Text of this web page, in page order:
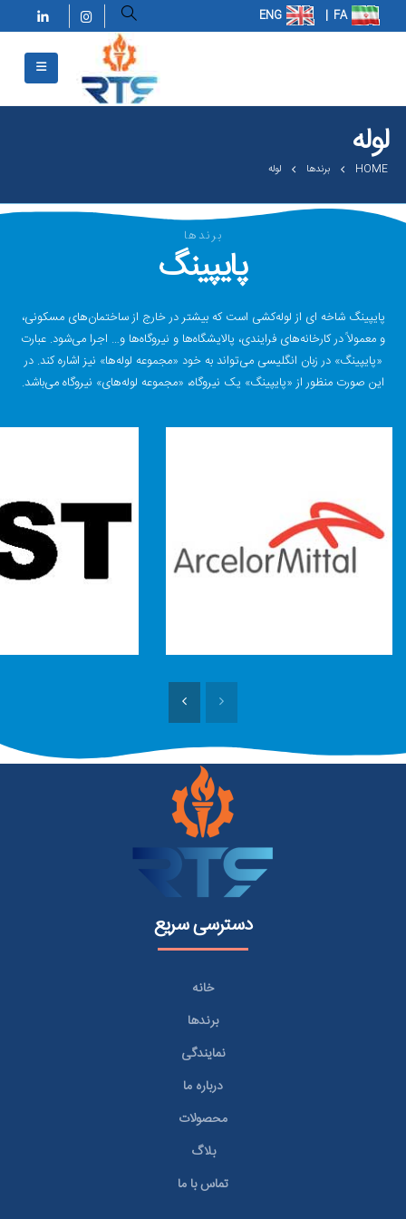
لوله
HOME برندها لوله
برندها
پایپینگ
پایپینگ شاخه ای از لوله‌کشی است که بیشتر در خارج از ساختمان‌های مسکونی،
و معمولاً در کارخانه‌های فرایندی، پالایشگاه‌ها و نیروگاه‌ها و… اجرا می‌شود. عبارت
«پایپینگ» در زبان انگلیسی می‌تواند به خود «مجموعه لوله‌ها» نیز اشاره کند. در
این صورت منظور از «پایپینگ» یک نیروگاه، «مجموعه لوله‌های» نیروگاه می‌باشد.
دسترسی سریع
خانه
برندها
نمایندگی
درباره ما
محصولات
بلاگ
تماس با ما